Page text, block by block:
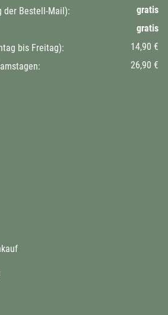
der Bestell-Mail):
gratis
gratis
bis Freitag):
14,90 €
26,90 €